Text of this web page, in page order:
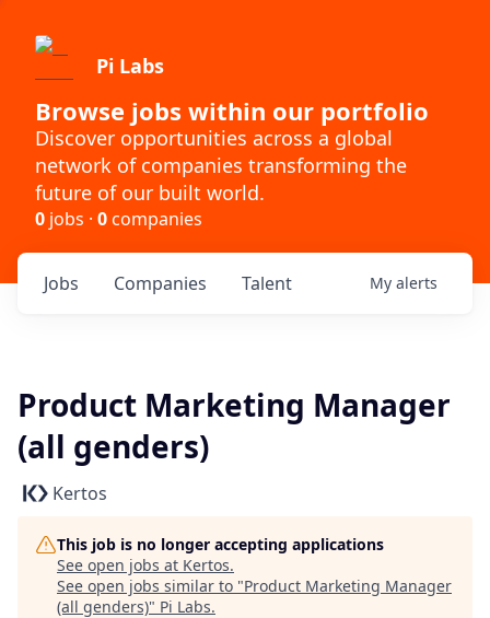
Pi Labs
Browse jobs within our portfolio
Discover opportunities across a global
network of companies transforming the
future of our built world.
0 jobs · 0companies
Jobs Companies Talent My alerts
Product Marketing Manager
(all genders)
Kertos
This job is no longer accepting applications
See open jobs at Kertos.
See open jobs similar to "Product Marketing Manager
(all genders)" Pi Labs.